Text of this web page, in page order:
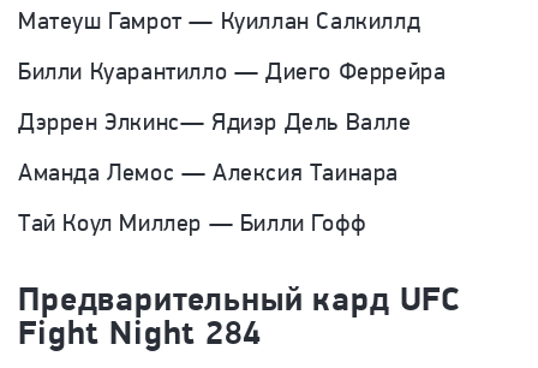
Матеуш Гамрот — Куиллан Салкиллд
Билли Куарантилло — Диего Феррейра
Дэррен Элкинс— Ядиэр Дель Валле
Аманда Лемос — Алексия Таинара
Тай Коул Миллер — Билли Гофф
Предварительный кард UFC
Fight Night 284